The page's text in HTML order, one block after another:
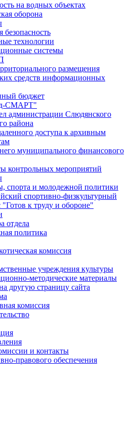
на водных объектах
оборона
безопасность
технологии
системы
размещения
средств информационных
бюджет
СМАРТ"
администрации Слюдянского
района
доступа к архивным
муниципального финансового
контрольных мероприятий
спорта и молодежной политики
спортивно-физкультурный
"Готов к труду и обороне"
отдела
политика
комиссия
учреждения культуры
методические материалы
другую страницу сайта
комиссия
и контакты
правового обеспечения